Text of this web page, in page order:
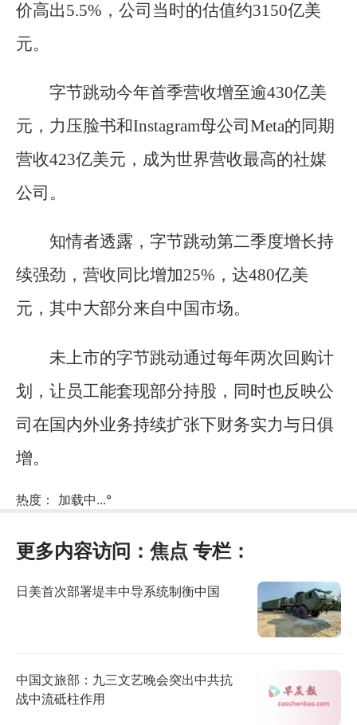
价高出5.5%，公司当时的估值约3150亿美
元。
字节跳动今年首季营收增至逾430亿美
元，力压脸书和Instagram母公司Meta的同期
营收423亿美元，成为世界营收最高的社媒
公司。
知情者透露，字节跳动第二季度增长持
续强劲，营收同比增加25%，达480亿美
元，其中大部分来自中国市场。
未上市的字节跳动通过每年两次回购计
划，让员工能套现部分持股，同时也反映公
司在国内外业务持续扩张下财务实力与日俱
增。
热度： 加载中...°
更多内容访问： 焦点 专栏：
日美首次部署堤丰中导系统制衡中国
中国文旅部：九三文艺晚会突出中共抗
战中流砥柱作用